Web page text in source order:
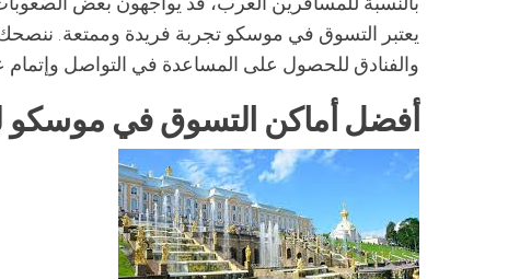
يعتبر التسوق في موسكو تجربة فريدة وممتعة. ننصحك
والفنادق للحصول على المساعدة في التواصل وإتمام
أفضل أماكن التسوق في موسكو